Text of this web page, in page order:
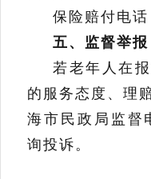
保险赔付电话
五、 监督举报
若老年人在
的服务态度、理
海市民政局监督
询投诉。